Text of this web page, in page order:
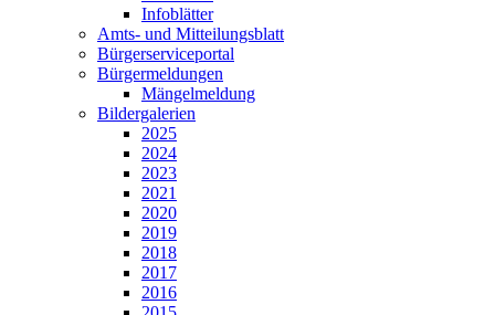
Infoblätter
Amts- und Mitteilungsblatt
Bürgerserviceportal
Bürgermeldungen
Mängelmeldung
Bildergalerien
2025
2024
2023
2021
2020
2019
2018
2017
2016